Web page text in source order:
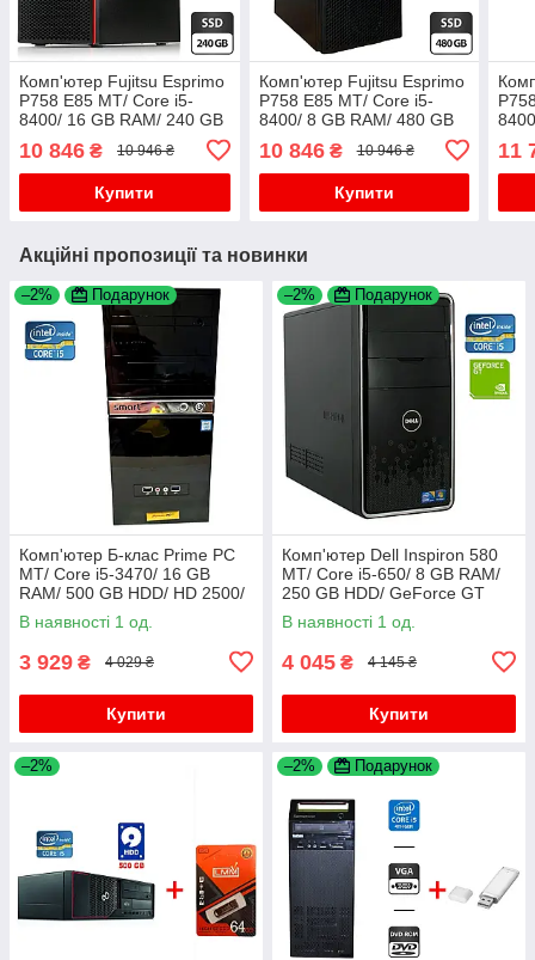
Комп'ютер Fujitsu Esprimo
P758 E85 MT/ Core i5-
8400/ 16 GB RAM/ 240 GB
10 846 ₴ 10 946 ₴
Купити
Комп'ютер Fujitsu Esprimo
P758 E85 MT/ Core i5-
8400/ 8 GB RAM/ 480 GB
10 846₴ 10 946 ₴
Купити
11
Акційні пропозиції та новинки
–2% Подарунок
Комп'ютер Б-клас Prime PC
MT/ Core i5-3470/ 16 GB
RAM/ 500 GB HDD/ HD 2500/
350W
В наявності 1 од.
3 929 ₴ 4 029 ₴
Купити
–2% Подарунок
Комп'ютер Dell Inspiron 580
MT/ Core i5-650/ 8 GB RAM/
250 GB HDD/ GeForce GT
420 1GB
В наявності 1 од.
4 045 ₴ 4 145 ₴
Купити
–2% –2% Подарунок